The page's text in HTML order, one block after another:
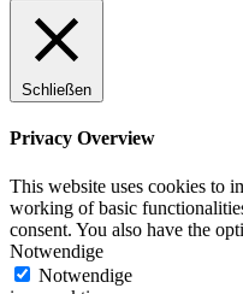
Schließen
Privacy Overview
This website uses cookies to
working of basic
consent. You also have the
Notwendige
Notwendige